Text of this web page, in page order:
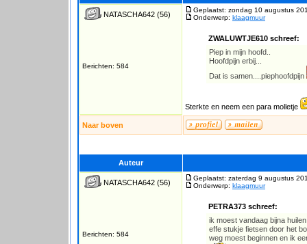
NATASCHA642 (56)
Berichten: 584
Geplaatst: zondag 10 augustus
Onderwerp: klaagmuur
ZWALUWTJE610 schreef:
Piep in mijn hoofd..
Hoofdpijn erbij...
Dat is samen....piephoofdpijn
Sterkte en neem een para molletje
Naar boven
Auteur
NATASCHA642 (56)
Berichten: 584
Geplaatst: zaterdag 9 augustus
Onderwerp: klaagmuur
PETRA373 schreef:
ik moest vandaag bijna
effe stukje fietsen door het
weg moest beginnen en ik